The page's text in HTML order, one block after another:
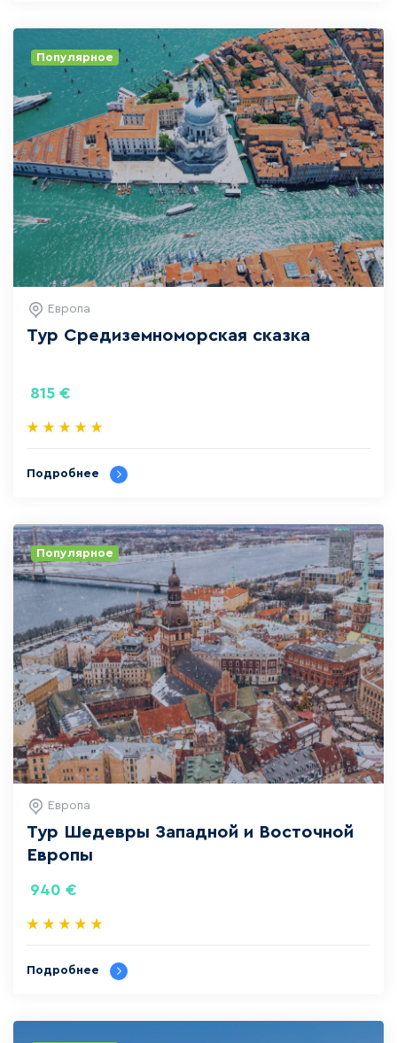
Популярное
Европа
Тур Средиземноморская сказка
815 €
Подробнее
Популярное
Европа
Тур Шедевры Западной и Восточной
Европы
940 €
Подробнее